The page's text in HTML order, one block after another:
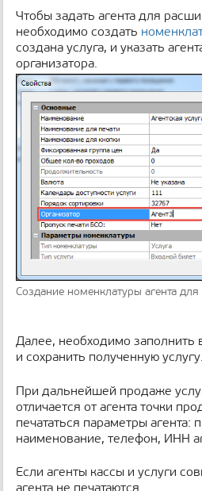
Чтобы задать агента для
необходимо создать
создана услуга, и указать
организатора.
Создание номенклатуры агента
Далее, необходимо заполнить
и сохранить полученную услугу.
При дальнейшей продаже
отличается от агента точки
печататься параметры агента:
наименование, телефон, ИНН
Если агенты кассы и услуги
агента не печатаются.